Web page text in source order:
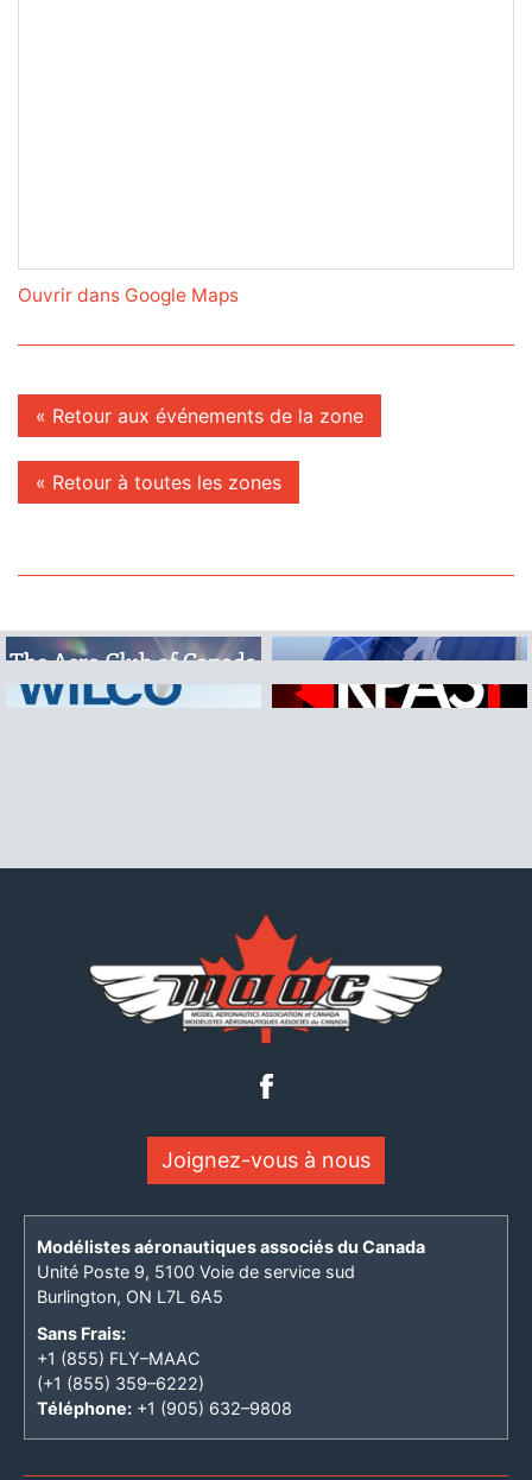
Ouvrir dans Google Maps
« Retour aux événements de la zone
« Retour à toutes les zones
Joignez-vous à nous
Modélistes aéronautiques associés du Canada
Unité Poste 9, 5100 Voie de service sud
Burlington, ON L7L 6A5
Sans Frais:
+1 (855) FLY–MAAC
(+1 (855) 359–6222)
Téléphone: +1 (905) 632–9808